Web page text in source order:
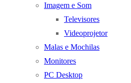
Imagem e Som
Televisores
Videoprojetor
Malas e Mochilas
Monitores
PC Desktop